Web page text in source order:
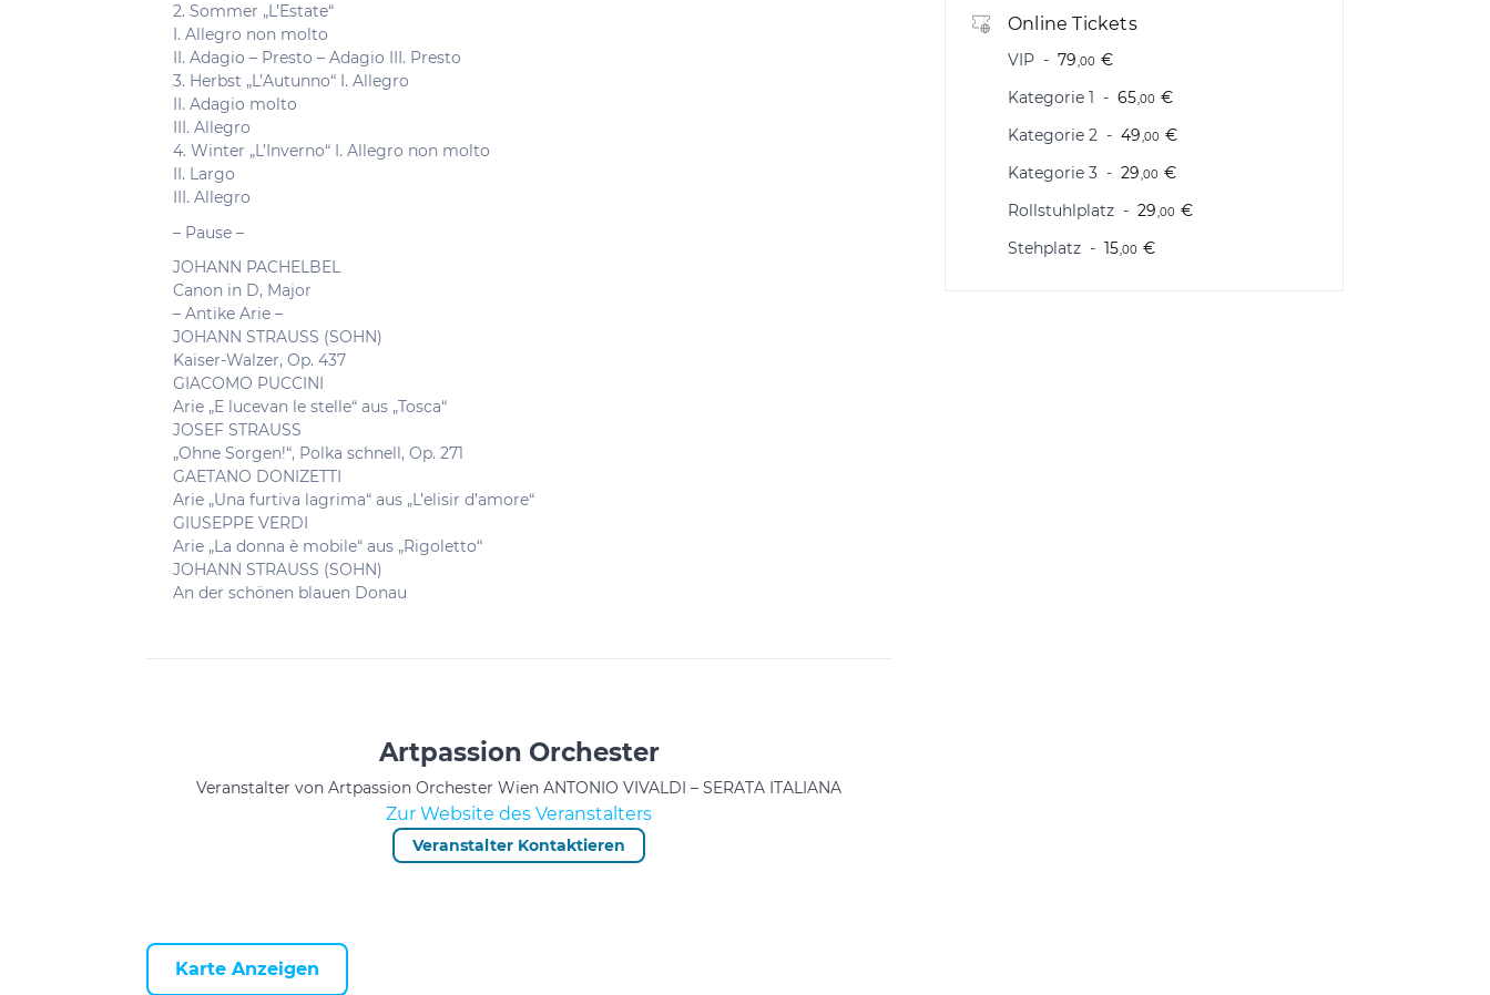
2. Sommer „L’Estate“
I. Allegro non molto
II. Adagio – Presto – Adagio III. Presto
3. Herbst „L’Autunno“ I. Allegro
II. Adagio molto
III. Allegro
4. Winter „L’Inverno“ I. Allegro non molto
II. Largo
III. Allegro
– Pause –
JOHANN PACHELBEL
Canon in D, Major
– Antike Arie –
JOHANN STRAUSS (SOHN)
Kaiser-Walzer, Op. 437
GIACOMO PUCCINI
Arie „E lucevan le stelle“ aus „Tosca“
JOSEF STRAUSS
„Ohne Sorgen!“, Polka schnell, Op. 271
GAETANO DONIZETTI
Arie „Una furtiva lagrima“ aus „L’elisir d’amore“
GIUSEPPE VERDI
Arie „La donna è mobile“ aus „Rigoletto“
JOHANN STRAUSS (SOHN)
An der schönen blauen Donau
Artpassion Orchester
Veranstalter von Artpassion Orchester Wien ANTONIO VIVALDI – SERATA ITALIANA
Zur Website des Veranstalters
Veranstalter Kontaktieren
Karte Anzeigen
Online Tickets
VIP 79,00 €
Kategorie 1
65,00 €
Kategorie 2
49,00 €
Kategorie 3
29,00 €
Rollstuhlplatz
29,00 €
Stehplatz
15,00 €